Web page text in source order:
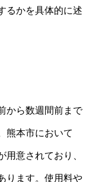
るかを具体的に述
から数週間前まで
熊本市において
用意されており、
ります。使用料や